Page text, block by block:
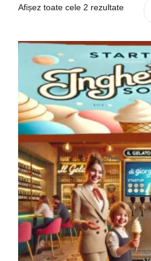
Afișez toate cele 2 rezultate